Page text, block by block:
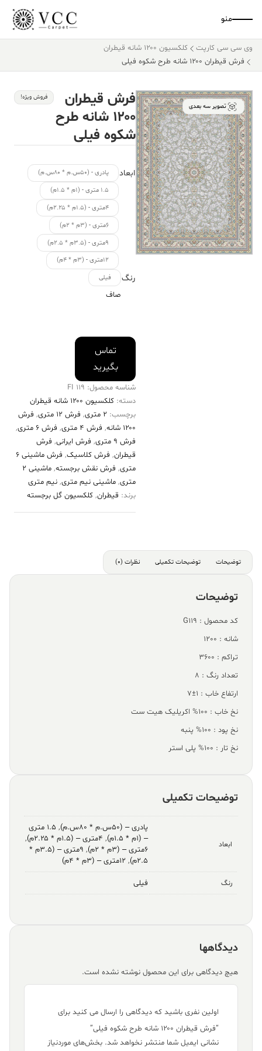
منو
وی سی سی کارپت
کلکسیون ۱۲۰۰ شانه قیطران
فرش قیطران ۱۲۰۰ شانه طرح شکوه فیلی
تصویر سه بعدی
فرش قیطران
۱۲۰۰ شانه طرح
شکوه فیلی
فروش ویژه!
ابعاد
پادری - (۵۰س.م * ۸۰س.م)
۱.۵ متری - (۱م * ۱.۵م)
۴متری - (۱.۵م * ۲.۲۵م)
۶متری - (۳م * ۲م)
۹متری - (۳.۵م * ۲.۵م)
۱۲متری - (۳م * ۴م)
رنگ فیلی
صاف
تماس
بگیرید
شناسه محصول: 119 FI
دسته: کلکسیون ۱۲۰۰ شانه قیطران
برچسب: 2 متری , فرش 12 متری , فرش
۱۲۰۰ شانه
, فرش 4 متری , فرش 6 متری
,
فرش 9 متری
, فرش ایرانی, فرش
قیطران, فرش کلاسیک,
فرش ماشینی 6
متری, فرش نقش برجسته,
ماشینی 2
متری, ماشینی نیم متری, نیم متری
برند: قیطران, کلکسیون گل برجسته
توضیحات توضیحات تکمیلی نظرات (0)
توضیحات
کد محصول : G119
شانه : 1200
تراکم : 3600
تعداد رنگ : 8
ارتفاع خاب : 1±7
نخ خاب : 100% اکریلیک هیت ست
نخ پود : 100% پنبه
نخ تار : 100% پلی استر
توضیحات تکمیلی
ابعاد
پادری – (۵۰س.م * ۸۰س.م) ,
۱.۵ متری
– (۱م * ۱.۵م)
, ۴متری – (۱.۵م * ۲.۲۵م)
,
۶متری – (۳م * ۲م)
,
۹متری – (۳.۵م *
۲.۵م)
, ۱۲متری – (۳م * ۴م)
رنگ فیلی
دیدگاهها
هیچ دیدگاهی برای این محصول نوشته نشده است.
اولین نفری باشید که دیدگاهی را ارسال می کنید برای
“فرش قیطران ۱۲۰۰ شانه طرح شکوه فیلی”
نشانی ایمیل شما منتشر نخواهد شد. بخش‌های موردنیاز